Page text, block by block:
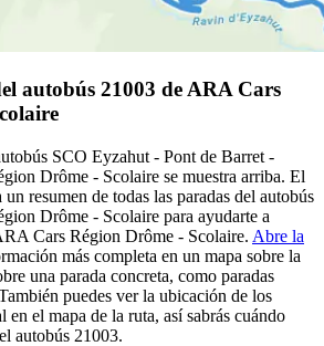
autobús 21003 de ARA Cars
SCO Eyzahut - Pont de Barret -
Drôme - Scolaire se muestra arriba. El
resumen de todas las paradas del autobús
Drôme - Scolaire para ayudarte a
Cars Région Drôme - Scolaire. Abre la
más completa en un mapa sobre la
una parada concreta, como paradas
puedes ver la ubicación de los
en el mapa de la ruta, así sabrás cuándo
autobús 21003.